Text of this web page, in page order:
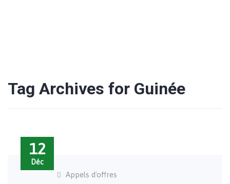
Tag Archives for Guinée
12
Déc
Appels d'offres